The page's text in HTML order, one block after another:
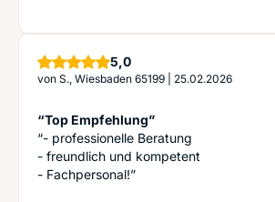
5,0Sterne
von S., Wiesbaden 65199 25.02.2026
“Top Empfehlung”
“- professionelle Beratung
- freundlich und kompetent
- Fachpersonal!”